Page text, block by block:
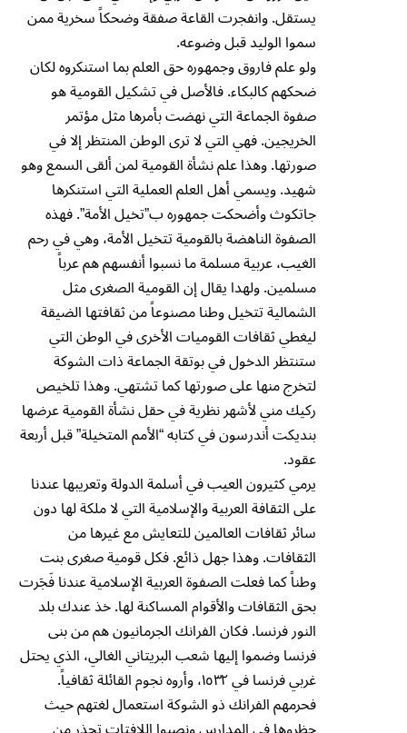
يستقل. وانفجرت القاعة صفقة وضحكاً سخرية ممن
سموا الوليد قبل وضوعه.
ولو علم فاروق وجمهوره حق العلم بما استنكروه لكان
ضحكهم كالبكاء. فالأصل في تشكيل القومية هو
صفوة الجماعة التي نهضت بأمرها مثل مؤتمر
الخريجين. فهي التي لا ترى الوطن المنتظر إلا في
صورتها. وهذا علم نشأة القومية لمن ألقى السمع وهو
شهيد. ويسمي أهل العلم العملية التي استنكرها
جاتكوث وأضحكت جمهوره ب”تخيل الأمة”. فهذه
الصفوة الناهضة بالقومية تتخيل الأمة، وهي في رحم
الغيب، عربية مسلمة ما نسبوا أنفسهم هم عرباً
مسلمين. ولهدا يقال إن القومية الصغرى مثل
الشمالية تتخيل وطنا مصنوعاً من ثقافتها الضيقة
ليغطي ثقافات القوميات الأخرى في الوطن التي
ستنتظر الدخول في بوتقة الجماعة ذات الشوكة
لتخرج منها على صورتها كما تشتهي. وهذا تلخيص
ركيك مني لأشهر نظرية في حقل نشأة القومية عرضها
بنديكت أندرسون في كتابه “الأمم المتخيلة” قبل أربعة
عقود.
يرمي كثيرون العيب في أسلمة الدولة وتعريبها عندنا
على الثقافة العربية والإسلامية التي لا ملكة لها دون
سائر ثقافات العالمين للتعايش مع غيرها من
الثقافات. وهذا جهل ذائع. فكل قومية صغرى بنت
وطناً كما فعلت الصفوة العربية الإسلامية عندنا فَجَرت
بحق الثقافات والأقوام المساكنة لها. خذ عندك بلد
النور فرنسا. فكان الفرانك الجرمانيون هم من بنى
فرنسا وضموا إليها شعب البريتاني الغالي، الذي يحتل
غربي فرنسا في ١٥٣٢، وأروه نجوم القائلة ثقافياً.
فحرمهم الفرانك ذو الشوكة استعمال لغتهم حيث